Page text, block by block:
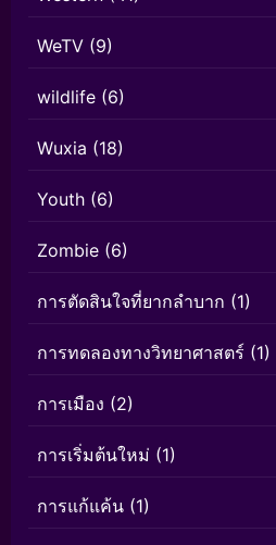
WeTV (9)
wildlife (6)
Wuxia (18)
Youth (6)
Zombie (6)
การตัดสินใจที่ยากลำบาก (1)
การทดลองทางวิทยาศาสตร์ (1)
การเมือง (2)
การเริ่มต้นใหม่ (1)
การแก้แค้น (1)